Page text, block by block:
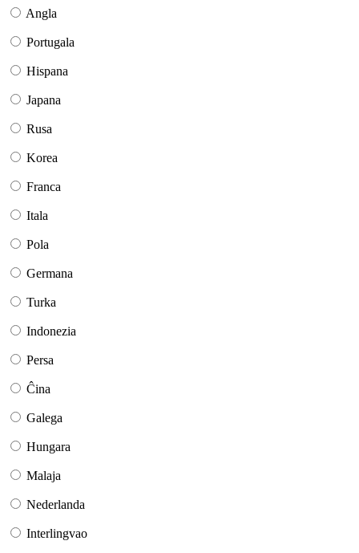
Angla
Portugala
Hispana
Japana
Rusa
Korea
Franca
Itala
Pola
Germana
Turka
Indonezia
Persa
Ĉina
Galega
Hungara
Malaja
Nederlanda
Interlingvao